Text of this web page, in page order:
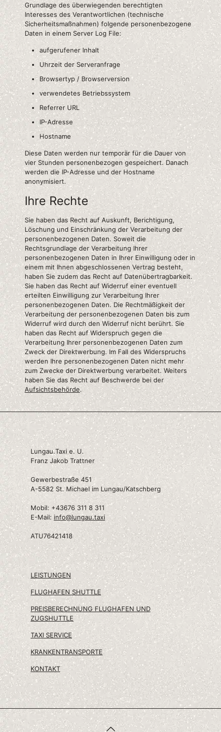
Grundlage des überwiegenden berechtigten
Interesses des Verantwortlichen (technische
Sicherheitsmaßnahmen) folgende personenbezogene
Daten in einem Server Log File:
aufgerufener Inhalt
Uhrzeit der Serveranfrage
Browsertyp / Browserversion
verwendetes Betriebssystem
Referrer URL
IP-Adresse
Hostname
Diese Daten werden nur temporär für die Dauer von
vier Stunden personenbezogen gespeichert. Danach
werden die IP-Adresse und der Hostname
anonymisiert.
Ihre Rechte
Sie haben das Recht auf Auskunft, Berichtigung,
Löschung und Einschränkung der Verarbeitung der
personenbezogenen Daten. Soweit die
Rechtsgrundlage der Verarbeitung Ihrer
personenbezogenen Daten in Ihrer Einwilligung oder in
einem mit Ihnen abgeschlossenen Vertrag besteht,
haben Sie zudem das Recht auf Datenübertragbarkeit.
Sie haben das Recht auf Widerruf einer eventuell
erteilten Einwilligung zur Verarbeitung Ihrer
personenbezogenen Daten. Die Rechtmäßigkeit der
Verarbeitung der personenbezogenen Daten bis zum
Widerruf wird durch den Widerruf nicht berührt. Sie
haben das Recht auf Widerspruch gegen die
Verarbeitung Ihrer personenbezogenen Daten zum
Zweck der Direktwerbung. Im Fall des Widerspruchs
werden Ihre personenbezogenen Daten nicht mehr
zum Zwecke der Direktwerbung verarbeitet. Weiters
haben Sie das Recht auf Beschwerde bei der
Aufsichtsbehörde.
Lungau.Taxi e. U.
Franz Jakob Trattner
Gewerbestraße 451
A-5582 St. Michael im Lungau/Katschberg
Mobil: +43676 311 8 311
E-Mail: info@lungau.taxi
ATU76421418
LEISTUNGEN
FLUGHAFEN SHUTTLE
PREISBERECHNUNG FLUGHAFEN UND
ZUGSHUTTLE
TAXI SERVICE
KRANKENTRANSPORTE
KONTAKT